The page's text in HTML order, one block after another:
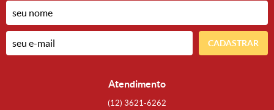
CADASTRAR
Atendimento
(12) 3621-6262